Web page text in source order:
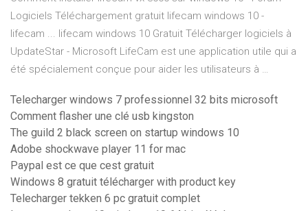
Logiciels Téléchargement gratuit lifecam windows 10 -
lifecam ... lifecam windows 10 Gratuit Télécharger logiciels à
UpdateStar - Microsoft LifeCam est une application utile qui a
été spécialement conçue pour aider les utilisateurs à …
Telecharger windows 7 professionnel 32 bits microsoft
Comment flasher une clé usb kingston
The guild 2 black screen on startup windows 10
Adobe shockwave player 11 for mac
Paypal est ce que cest gratuit
Windows 8 gratuit télécharger with product key
Telecharger tekken 6 pc gratuit complet